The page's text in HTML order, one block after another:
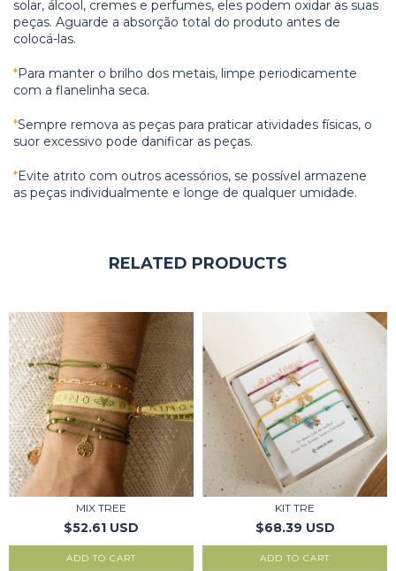
solar, álcool, cremes e perfumes, eles podem oxidar as suas
peças. Aguarde a absorção total do produto antes de
colocá-las.
*Para manter o brilho dos metais, limpe periodicamente
com a flanelinha seca.
*Sempre remova as peças para praticar atividades físicas, o
suor excessivo pode danificar as peças.
*Evite atrito com outros acessórios, se possível armazene
as peças individualmente e longe de qualquer umidade.
RELATED PRODUCTS
MIX TREE
$52.61 USD
KIT TRE
$68.39 USD
ADD TO CART